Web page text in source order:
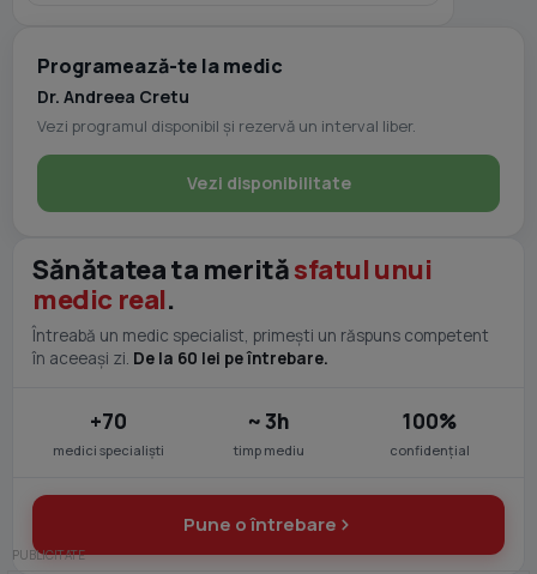
Programează-te la medic
Dr. Andreea Cretu
Vezi programul disponibil și rezervă un interval liber.
Vezi disponibilitate
Sănătatea ta merităsfatul unui
medic real.
Întreabă un medic specialist, primești un răspuns competent
în aceeași zi. De la 60 lei pe întrebare.
+70
medici specialiști
~ 3h
timp mediu
100%
confidențial
Pune o întrebare